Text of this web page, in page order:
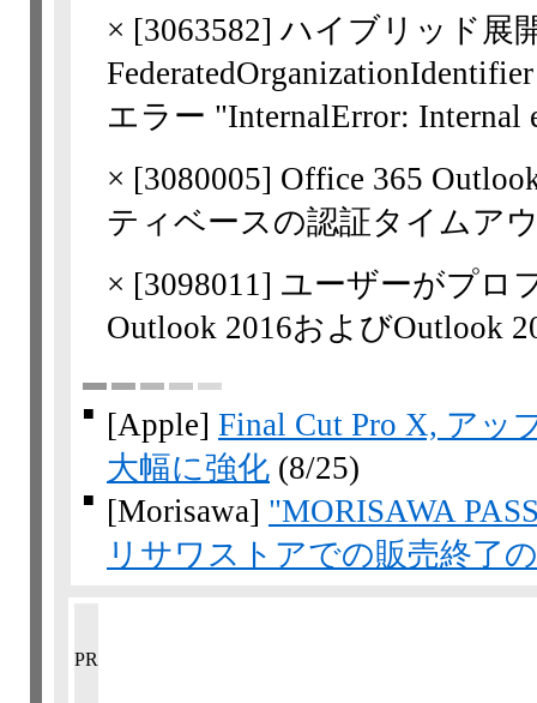
× [3063582] ハイブリッド展
エラー "InternalError:
× [3080005] Office 365
ティベースの認証タイムア
× [3098011] ユーザーがプロ
Outlook 2016およびOutlook
■ [Apple] Final Cut Pro X, アッ
大幅に強化 (8/25)
■ [Morisawa] "MORISAWA
リサワストアでの販売終了
PR